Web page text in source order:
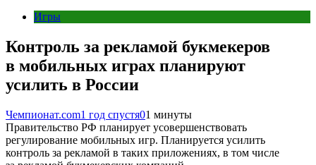
Игры
Контроль за рекламой букмекеров
в мобильных играх планируют
усилить в России
Чемпионат.com1 год спустя01 минуты
Правительство РФ планирует усовершенствовать
регулирование мобильных игр. Планируется усилить
контроль за рекламой в таких приложениях, в том числе